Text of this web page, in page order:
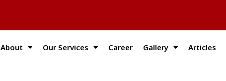
About Our Services Career Gallery Articles